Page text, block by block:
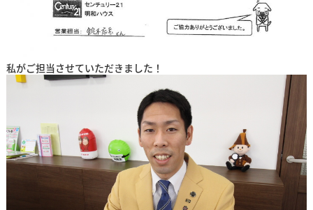
私がご担当させていただきました！